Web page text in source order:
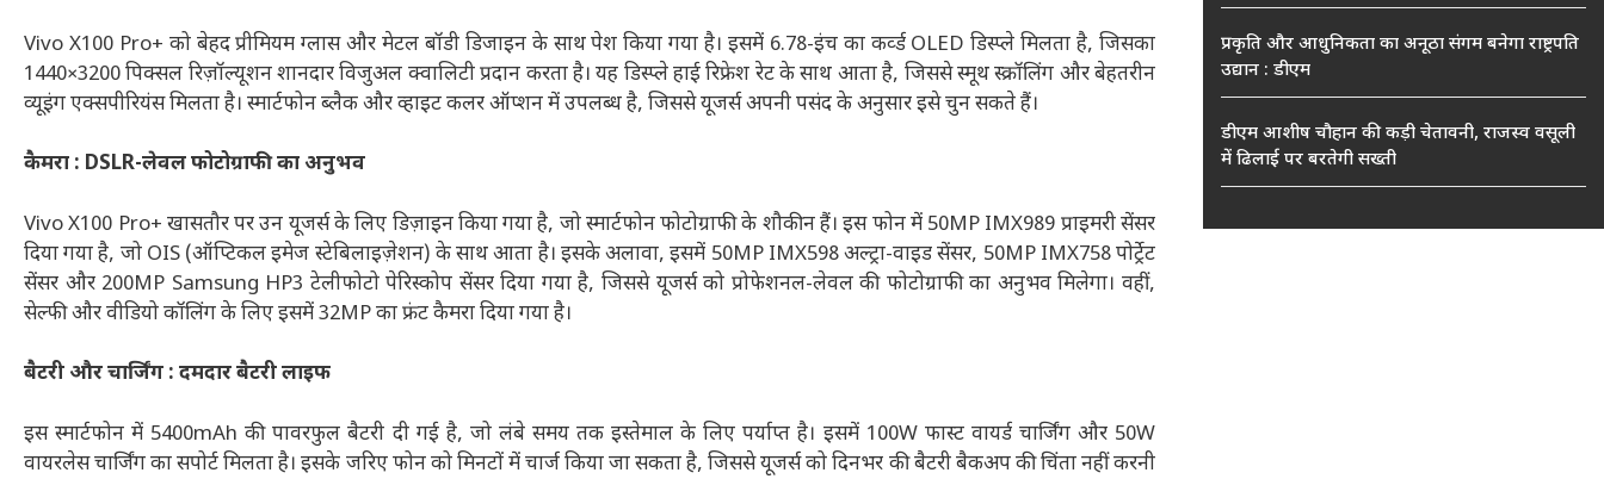
Vivo X100 Pro+ को बेहद प्रीमियम ग्लास और मेटल बॉडी डिजाइन के साथ पेश किया गया है। इसमें 6.78-इंच का कर्व्ड OLED डिस्प्ले मिलता है, जिसका
1440×3200 पिक्सल रिज़ॉल्यूशन शानदार विजुअल क्वालिटी प्रदान करता है। यह डिस्प्ले हाई रिफ्रेश रेट के साथ आता है, जिससे स्मूथ स्क्रॉलिंग और बेहतरीन
व्यूइंग एक्सपीरियंस मिलता है। स्मार्टफोन ब्लैक और व्हाइट कलर ऑप्शन में उपलब्ध है, जिससे यूजर्स अपनी पसंद के अनुसार इसे चुन सकते हैं।
कैमरा : DSLR-लेवल फोटोग्राफी का अनुभव
Vivo X100 Pro+ खासतौर पर उन यूजर्स के लिए डिज़ाइन किया गया है, जो स्मार्टफोन फोटोग्राफी के शौकीन हैं। इस फोन में 50MP IMX989 प्राइमरी सेंसर
दिया गया है, जो OIS (ऑप्टिकल इमेज स्टेबिलाइज़ेशन) के साथ आता है। इसके अलावा, इसमें 50MP IMX598 अल्ट्रा-वाइड सेंसर, 50MP IMX758 पोर्ट्रेट
सेंसर और 200MP Samsung HP3 टेलीफोटो पेरिस्कोप सेंसर दिया गया है, जिससे यूजर्स को प्रोफेशनल-लेवल की फोटोग्राफी का अनुभव मिलेगा। वहीं,
सेल्फी और वीडियो कॉलिंग के लिए इसमें 32MP का फ्रंट कैमरा दिया गया है।
बैटरी और चार्जिंग : दमदार बैटरी लाइफ
इस स्मार्टफोन में 5400mAh की पावरफुल बैटरी दी गई है, जो लंबे समय तक इस्तेमाल के लिए पर्याप्त है। इसमें 100W फास्ट वायर्ड चार्जिंग और 50W
वायरलेस चार्जिंग का सपोर्ट मिलता है। इसके जरिए फोन को मिनटों में चार्ज किया जा सकता है, जिससे यूजर्स को दिनभर की बैटरी बैकअप की चिंता नहीं करनी
प्रकृति और आधुनिकता का अनूठा संगम बनेगा राष्ट्रपति
उद्यान : डीएम
डीएम आशीष चौहान की कड़ी चेतावनी, राजस्व वसूली
में ढिलाई पर बरतेगी सख्ती